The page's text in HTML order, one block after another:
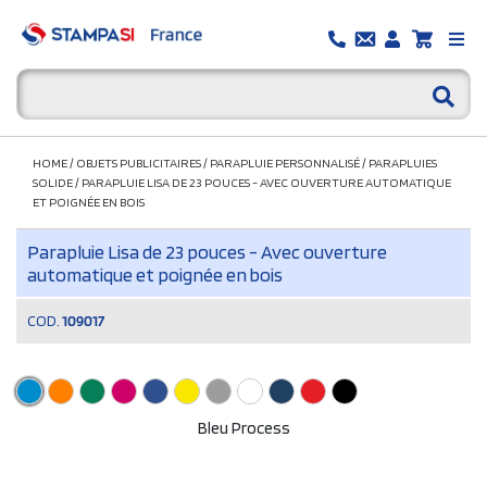
HOME/ OBJETS PUBLICITAIRES/ PARAPLUIE PERSONNALISÉ/ PARAPLUIES
SOLIDE/ PARAPLUIE LISA DE 23 POUCES - AVEC OUVERTURE AUTOMATIQUE
ET POIGNÉE EN BOIS
Parapluie Lisa de 23 pouces - Avec ouverture
automatique et poignée en bois
COD. 109017
Bleu Process